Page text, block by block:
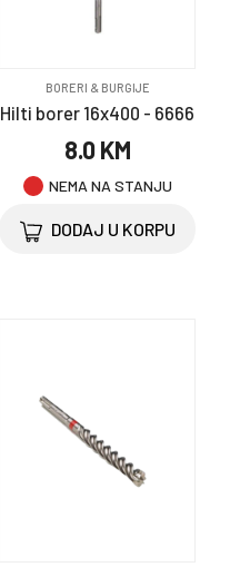
BORERI & BURGIJE
Hilti borer 16x400 - 6666
8.0 KM
NEMA NA STANJU
DODAJ U KORPU